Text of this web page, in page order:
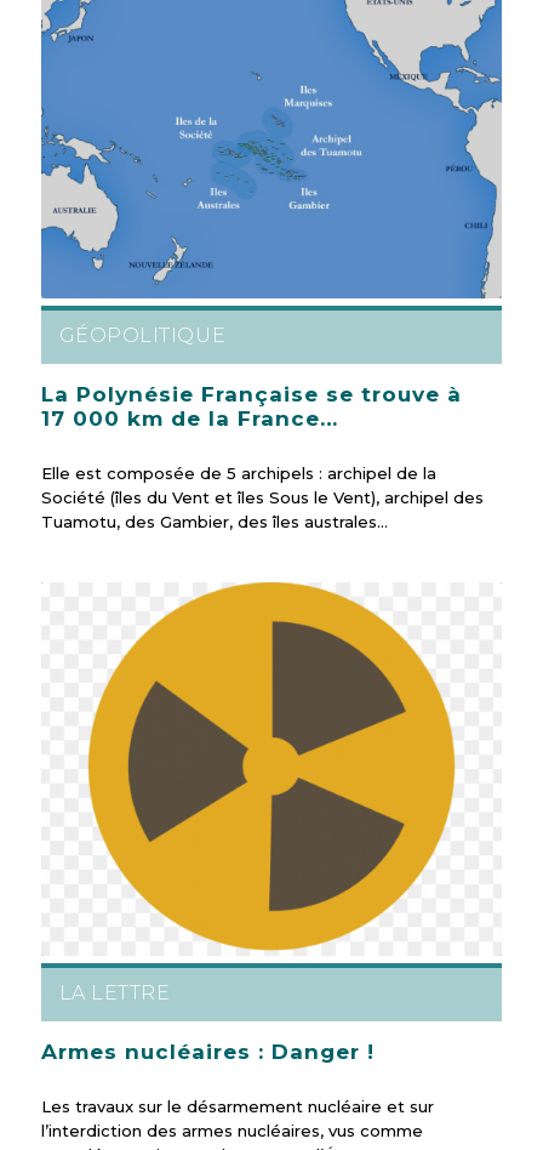
GÉOPOLITIQUE
La Polynésie Française se trouve à
17 000 km de la France…
Elle est composée de 5 archipels : archipel de la
Société (îles du Vent et îles Sous le Vent), archipel des
Tuamotu, des Gambier, des îles australes…
LA LETTRE
Armes nucléaires : Danger !
Les travaux sur le désarmement nucléaire et sur
l’interdiction des armes nucléaires, vus comme